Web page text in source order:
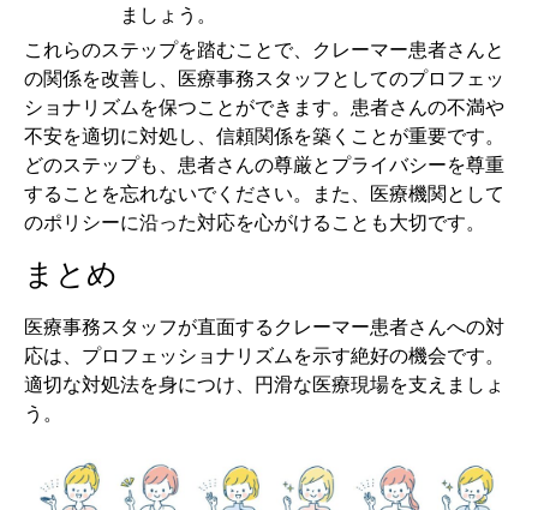
ましょう。
これらのステップを踏むことで、クレーマー患者さんと
の関係を改善し、医療事務スタッフとしてのプロフェッ
ショナリズムを保つことができます。患者さんの不満や
不安を適切に対処し、信頼関係を築くことが重要です。
どのステップも、患者さんの尊厳とプライバシーを尊重
することを忘れないでください。また、医療機関として
のポリシーに沿った対応を心がけることも大切です。
まとめ
医療事務スタッフが直面するクレーマー患者さんへの対
応は、プロフェッショナリズムを示す絶好の機会です。
適切な対処法を身につけ、円滑な医療現場を支えましょ
う。